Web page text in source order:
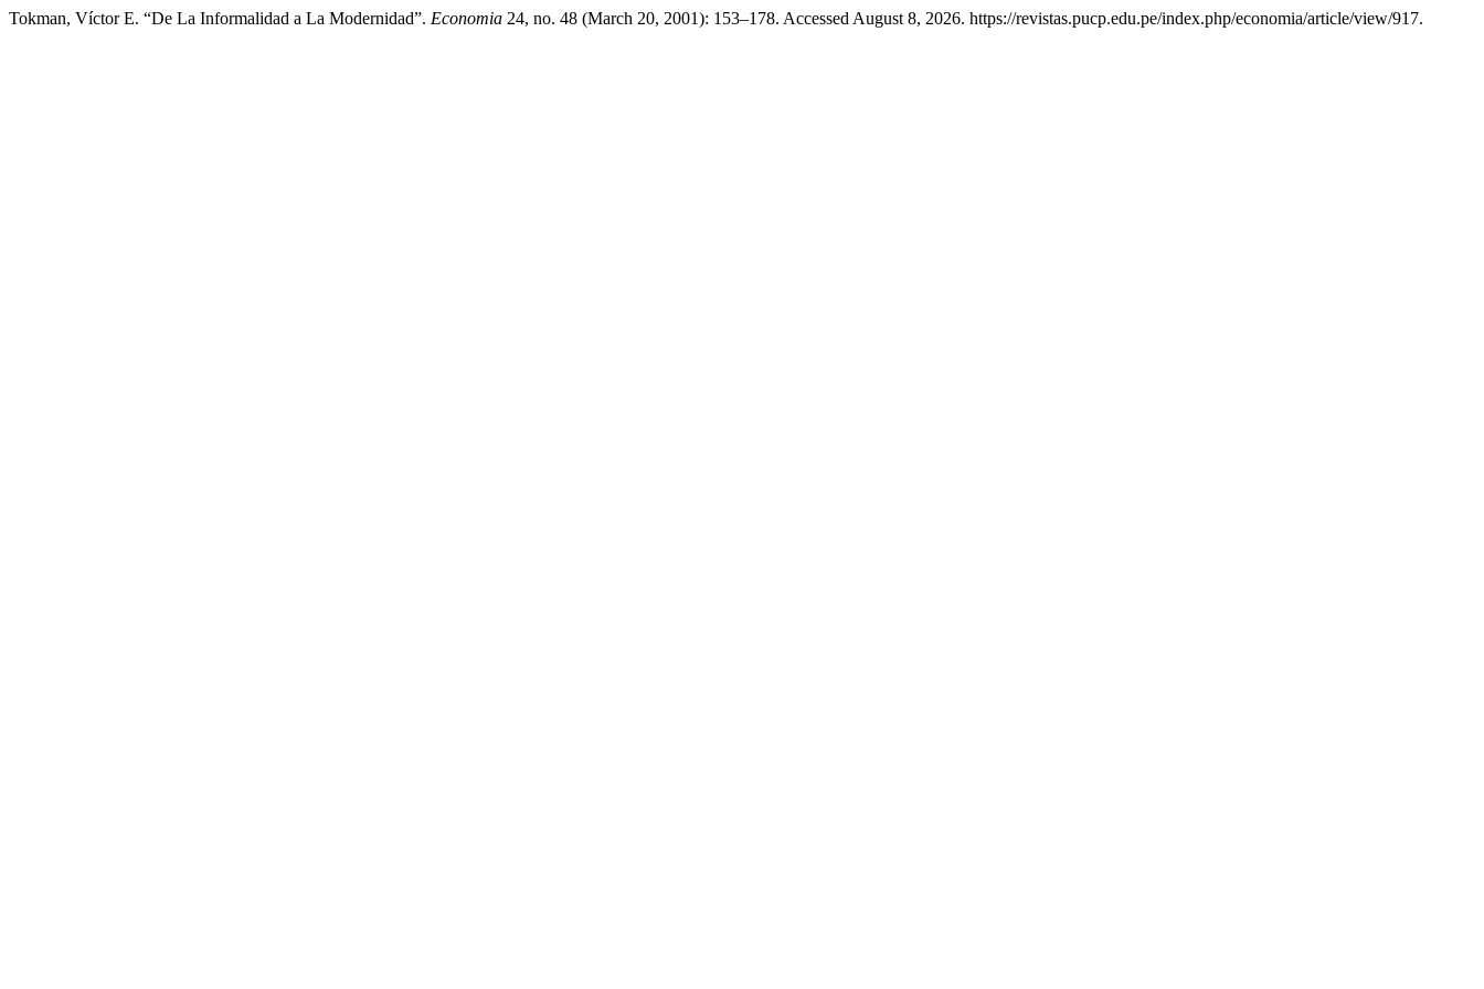
Tokman, Víctor E. “De La Informalidad a La Modernidad”. Economia 24, no. 48 (March 20, 2001): 153–178. Accessed August 8, 2026. https://revistas.pucp.edu.pe/index.php/economia/article/view/917.